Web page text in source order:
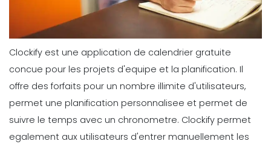
Clockify est une application de calendrier gratuite
concue pour les projets d'equipe et la planification. Il
offre des forfaits pour un nombre illimite d'utilisateurs,
permet une planification personnalisee et permet de
suivre le temps avec un chronometre. Clockify permet
egalement aux utilisateurs d'entrer manuellement les